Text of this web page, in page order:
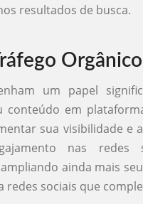
resultados de busca.
Orgânico
um papel
conteúdo em
sua visibilidade e
nas redes
ainda mais
sociais que